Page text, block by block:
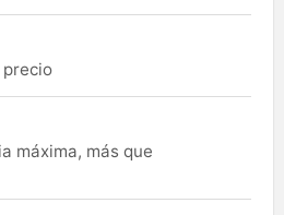
precio
máxima, más que